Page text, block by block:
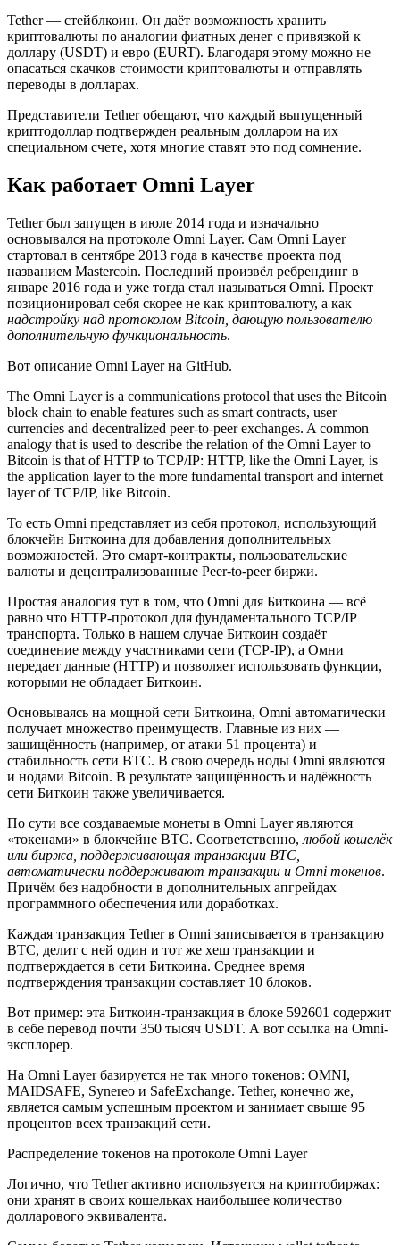
Tether — стейблкоин. Он даёт возможность хранить
криптовалюты по аналогии фиатных денег с привязкой к
доллару (USDT) и евро (EURT). Благодаря этому можно не
опасаться скачков стоимости криптовалюты и отправлять
переводы в долларах.
Представители Tether обещают, что каждый выпущенный
криптодоллар подтвержден реальным долларом на их
специальном счете, хотя многие ставят это под сомнение.
Как работает Omni Layer
Tether был запущен в июле 2014 года и изначально
основывался на протоколе Omni Layer. Сам Omni Layer
стартовал в сентябре 2013 года в качестве проекта под
названием Mastercoin. Последний произвёл ребрендинг в
январе 2016 года и уже тогда стал называться Omni. Проект
позиционировал себя скорее не как криптовалюту, а как
надстройку над протоколом Bitcoin, дающую пользователю
дополнительную функциональность.
Вот описание Omni Layer на GitHub.
The Omni Layer is a communications protocol that uses the Bitcoin
block chain to enable features such as smart contracts, user
currencies and decentralized peer-to-peer exchanges. A common
analogy that is used to describe the relation of the Omni Layer to
Bitcoin is that of HTTP to TCP/IP: HTTP, like the Omni Layer, is
the application layer to the more fundamental transport and internet
layer of TCP/IP, like Bitcoin.
То есть Omni представляет из себя протокол, использующий
блокчейн Биткоина для добавления дополнительных
возможностей. Это смарт-контракты, пользовательские
валюты и децентрализованные Peer-to-peer биржи.
Простая аналогия тут в том, что Omni для Биткоина — всё
равно что HTTP-протокол для фундаментального TCP/IP
транспорта. Только в нашем случае Биткоин создаёт
соединение между участниками сети (TCP-IP), а Омни
передает данные (HTTP) и позволяет использовать функции,
которыми не обладает Биткоин.
Основываясь на мощной сети Биткоина, Omni автоматически
получает множество преимуществ. Главные из них —
защищённость (например, от атаки 51 процента) и
стабильность сети BTC. В свою очередь ноды Omni являются
и нодами Bitcoin. В результате защищённость и надёжность
сети Биткоин также увеличивается.
По сути все создаваемые монеты в Omni Layer являются
«токенами» в блокчейне BTC. Соответственно, любой кошелёк
или биржа, поддерживающая транзакции BTC,
автоматически поддерживают транзакции и Omni токенов.
Причём без надобности в дополнительных апгрейдах
программного обеспечения или доработках.
Каждая транзакция Tether в Omni записывается в транзакцию
BTC, делит с ней один и тот же хеш транзакции и
подтверждается в сети Биткоина. Среднее время
подтверждения транзакции составляет 10 блоков.
Вот пример: эта Биткоин-транзакция в блоке 592601 содержит
в себе перевод почти 350 тысяч USDT. А вот ссылка на Omni-
эксплорер.
На Omni Layer базируется не так много токенов: OMNI,
MAIDSAFE, Synereo и SafeExchange. Tether, конечно же,
является самым успешным проектом и занимает свыше 95
процентов всех транзакций сети.
Распределение токенов на протоколе Omni Layer
Логично, что Tether активно используется на криптобиржах:
они хранят в своих кошельках наибольшее количество
долларового эквивалента.